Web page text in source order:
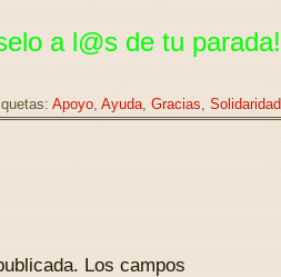
a l@sde tu parada!
Apoyo, Ayuda, Gracias, Solidaridad
Los campos